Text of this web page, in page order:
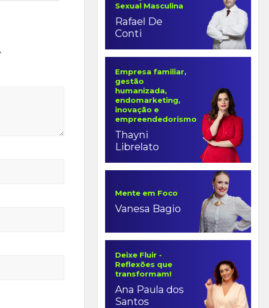
Sexual Masculina
Rafael De
Conti
Empresa familiar,
gestão
humanizada,
endomarketing,
inovação e
empreendedorismo
Thayni
Librelato
Mente em Foco
Vanesa Bagio
Deixe Fluir -
Reflexões que
transformam!
Ana Paula dos
Santos